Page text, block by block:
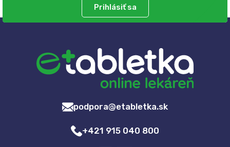
Prihlásiť sa
podpora@etabletka.sk
+421 915 040 800